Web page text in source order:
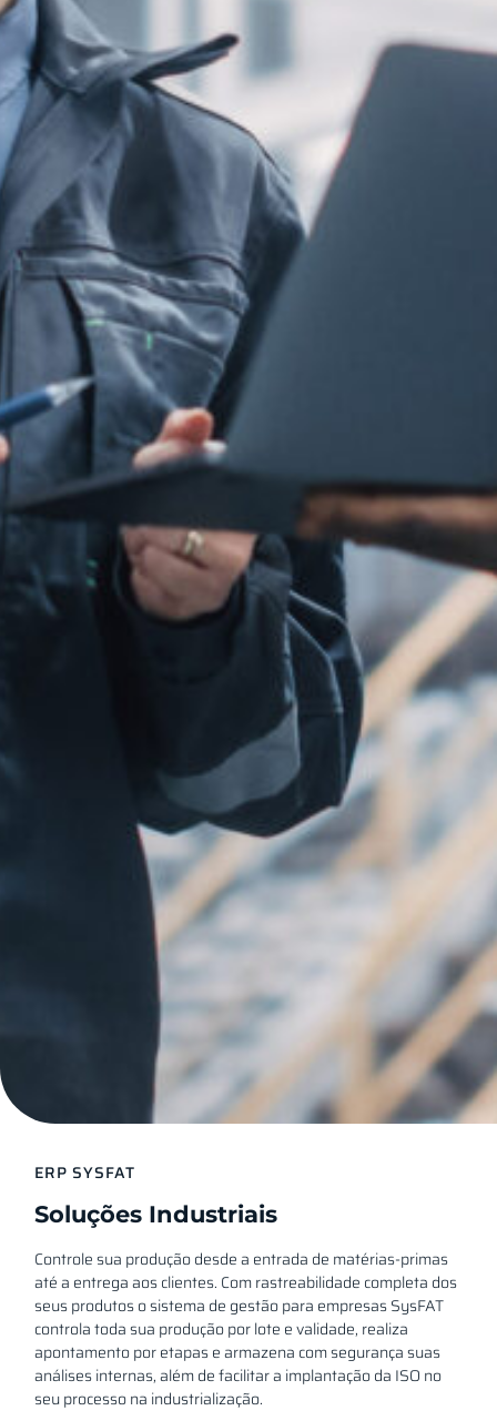
ERP SYSFAT
Soluções Industriais
Controle sua produção desde a entrada de matérias-primas
até a entrega aos clientes. Com rastreabilidade completa dos
seus produtos o sistema de gestão para empresas SysFAT
controla toda sua produção por lote e validade, realiza
apontamento por etapas e armazena com segurança suas
análises internas, além de facilitar a implantação da ISO no
seu processo na industrialização.